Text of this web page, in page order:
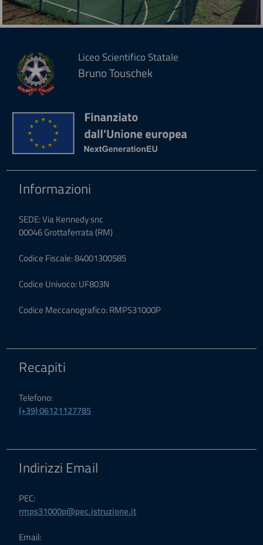
Liceo Scientifico Statale
Bruno Touschek
Informazioni
SEDE: Via Kennedy snc
00046 Grottaferrata (RM)
Codice Fiscale: 84001300585
Codice Univoco: UF803N
Codice Meccanografico: RMPS31000P
Recapiti
Telefono:
(+39) 06121127785
Indirizzi Email
PEC:
rmps31000p@pec.istruzione.it
Email: